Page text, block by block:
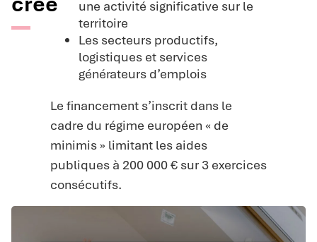
une activité significative sur le
territoire
Les secteurs productifs,
logistiques et services
générateurs d’emplois
Le financement s’inscrit dans le
cadre du régime européen « de
minimis » limitant les aides
publiques à 200 000 € sur 3 exercices
consécutifs.